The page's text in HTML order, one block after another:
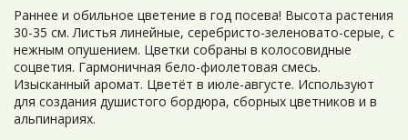
Раннее и обильное цветение в год посева! Высота растения
30-35 см. Листья линейные, серебристо-зеленовато-серые, с
нежным опушением. Цветки собраны в колосовидные
соцветия. Гармоничная бело-фиолетовая смесь.
Изысканный аромат. Цветёт в июле-августе. Используют
для создания душистого бордюра, сборных цветников и в
альпинариях.